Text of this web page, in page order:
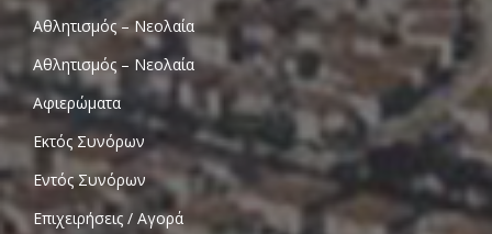
Αθλητισμός – Νεολαία
Αθλητισμός – Νεολαία
Αφιερώματα
Εκτός Συνόρων
Εντός Συνόρων
Επιχειρήσεις / Αγορά